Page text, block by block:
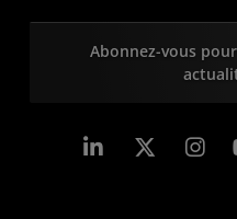
Abonnez-vous
LinkedIn